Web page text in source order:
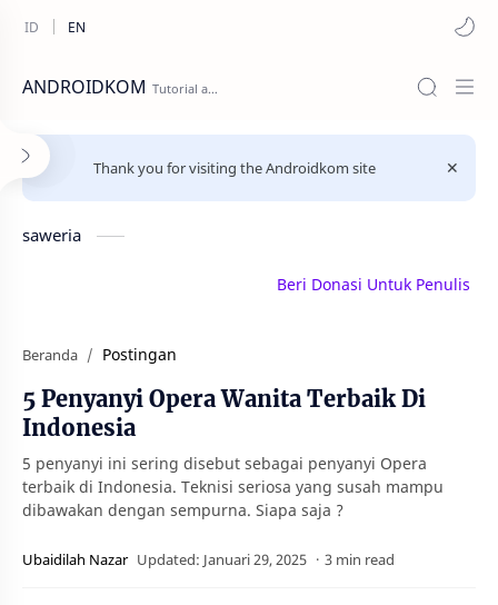
ANDROIDKOM
Thank you for visiting the Androidkom site
saweria
Beri Donasi Untuk Penulis |
Beranda Postingan
5 Penyanyi Opera Wanita Terbaik Di
Indonesia
5 penyanyi ini sering disebut sebagai penyanyi Opera
terbaik di Indonesia. Teknisi seriosa yang susah mampu
dibawakan dengan sempurna. Siapa saja ?
3 min read